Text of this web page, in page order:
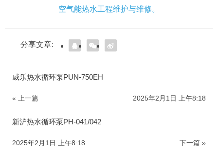
空气能热水工程维护与维修。
分享文章:
威乐热水循环泵PUN-750EH
« 上一篇 2025年2月1日 上午8:18
新沪热水循环泵PH-041/042
下一篇 »
2025年2月1日 上午8:18